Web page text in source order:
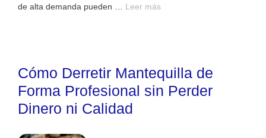
de alta demanda pueden … Leer más
Cómo Derretir Mantequilla de
Forma Profesional sin Perder
Dinero ni Calidad